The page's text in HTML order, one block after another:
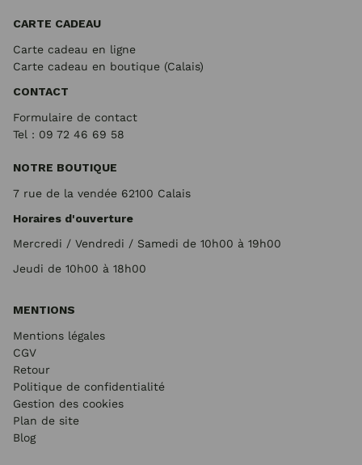
CARTE CADEAU
Carte cadeau en ligne
Carte cadeau en boutique (Calais)
CONTACT
Formulaire de contact
Tel : 09 72 46 69 58
NOTRE BOUTIQUE
7 rue de la vendée 62100 Calais
Horaires d'ouverture
Mercredi / Vendredi / Samedi de 10h00 à 19h00
Jeudi de 10h00 à 18h00
MENTIONS
Mentions légales
CGV
Retour
Politique de confidentialité
Gestion des cookies
Plan de site
Blog